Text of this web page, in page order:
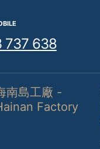
737 638
南島工廠 -
Factory